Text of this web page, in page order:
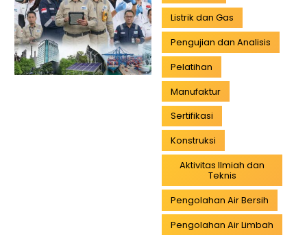
Listrik dan Gas
Pengujian dan Analisis
Pelatihan
Manufaktur
Sertifikasi
Konstruksi
Aktivitas Ilmiah dan
Teknis
Pengolahan Air Bersih
Pengolahan Air Limbah